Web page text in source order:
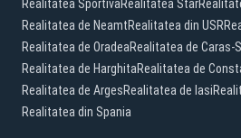
Realitatea SportivaRealitatea Star
Realitatea de NeamtRealitatea din USR
Realitatea de OradeaRealitatea de Caras-
Realitatea de HarghitaRealitatea de
Realitatea de ArgesRealitatea de Iasi
Realitatea din Spania